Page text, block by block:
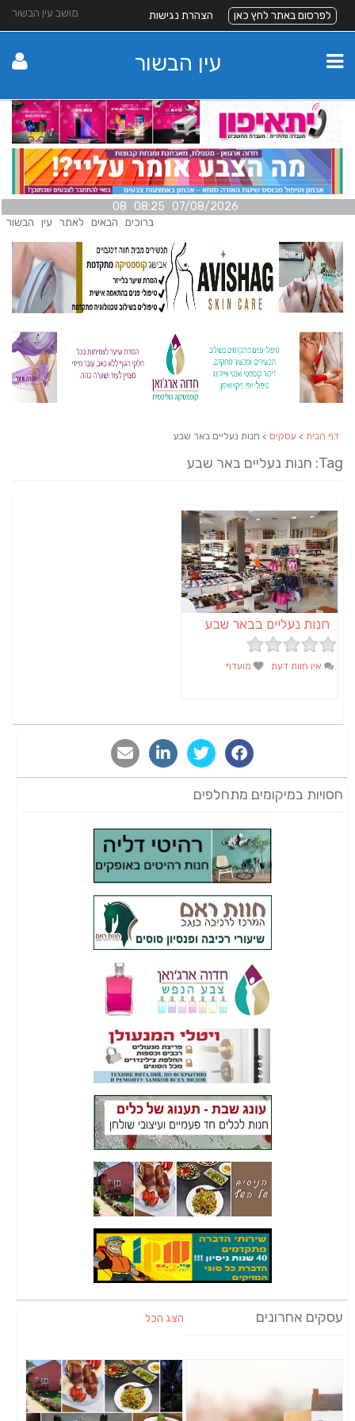
מושב עין הבשור לפרסום באתר לחץ כאן הצהרת נגישות
עין הבשור
07/08/2026 08:25 08
ברוכים הבאים לאתר עין הבשור
דף הבית > עסקים > חנות נעליים באר שבע
Tag: חנות נעליים באר שבע
חנות נעליים בבאר שבע
אין חוות דעת מועדף
חסויות במיקומים מתחלפים
עסקים אחרונים הצג הכל